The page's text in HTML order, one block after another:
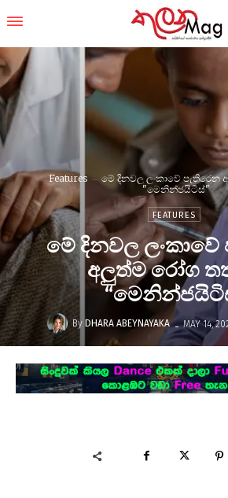
Features
මේ දිනවල ලංකාවේ
"මෙනින්ජයිටිස්"
FEATURES
මේ දිනවල ලංකාවේ
අලුත්ම රෝග
By DHARA ABEYNAYAKA - MAY 14,